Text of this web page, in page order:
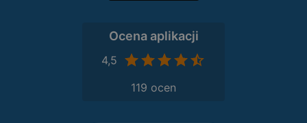
Ocena aplikacji
4,5
119 ocen